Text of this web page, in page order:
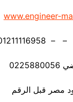
www.engineer-